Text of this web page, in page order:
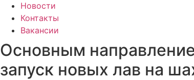
Новости
Контакты
Вакансии
Основным
запуск новых лав на